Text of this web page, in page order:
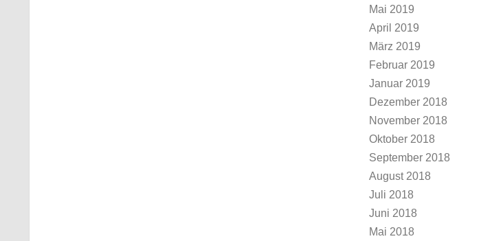
Mai 2019
April 2019
März 2019
Februar 2019
Januar 2019
Dezember 2018
November 2018
Oktober 2018
September 2018
August 2018
Juli 2018
Juni 2018
Mai 2018